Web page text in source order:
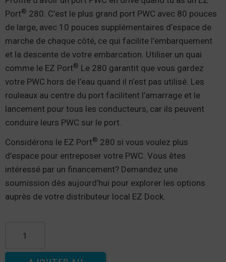
Port® 280. C’est le plus grand port PWC avec 80 pouces
de large, avec 10 pouces supplémentaires d’espace de
marche de chaque côté, ce qui facilite l’embarquement
et la descente de votre embarcation. Utiliser un quai
comme le EZ Port® Le 280 garantit que vous gardez
votre PWC hors de l’eau quand il n’est pas utilisé. Les
rouleaux au centre du port facilitent l’amarrage et le
lancement pour tous les conducteurs, car ils peuvent
conduire leurs PWC sur le port.
Considérons le EZ Port® 280 si vous voulez plus
d’espace pour entreposer votre PWC. Vous êtes
intéressé par un financement? Demandez une
soumission dès aujourd’hui pour explorer les options
auprès de votre distributeur local EZ Dock.